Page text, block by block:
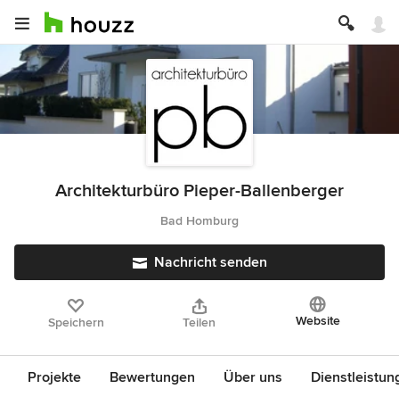
Architekturbüro Pieper-Ballenberger
Bad Homburg
Nachricht senden
Speichern Teilen Website
Projekte Bewertungen Über uns